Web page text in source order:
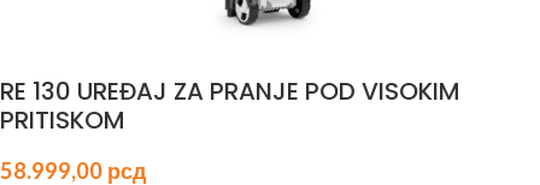
RE 130 UREĐAJ ZA PRANJE POD VISOKIM
PRITISKOM
58.999,00 рсд